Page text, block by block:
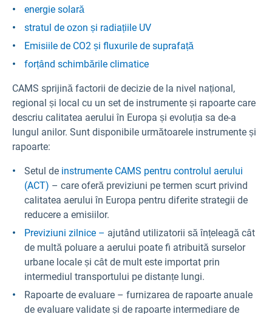
energie solară
stratul de ozon și radiațiile UV
Emisiile de CO2 și fluxurile de suprafață
forțând schimbările climatice
CAMS sprijină factorii de decizie de la nivel național,
regional și local cu un set de instrumente și rapoarte care
descriu calitatea aerului în Europa și evoluția sa de-a
lungul anilor. Sunt disponibile următoarele instrumente și
rapoarte:
Setul de instrumente CAMS pentru controlul aerului
(ACT) – care oferă previziuni pe termen scurt privind
calitatea aerului în Europa pentru diferite strategii de
reducere a emisiilor.
Previziuni zilnice – ajutând utilizatorii să înțeleagă cât
de multă poluare a aerului poate fi atribuită surselor
urbane locale și cât de mult este importat prin
intermediul transportului pe distanțe lungi.
Rapoarte de evaluare – furnizarea de rapoarte anuale
de evaluare validate și de rapoarte intermediare de